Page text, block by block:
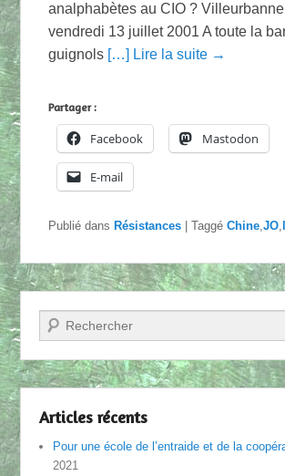
analphabètes au CIO ?
vendredi 13 juillet 2001 A toute la
guignols […] Lire la suite →
Partager :
Facebook Mastodon
E-mail
Publié dans Résistances |Taggé Chine,JO,
Recherche
Articles récents
Pour une école de l’entraide et de la
2021